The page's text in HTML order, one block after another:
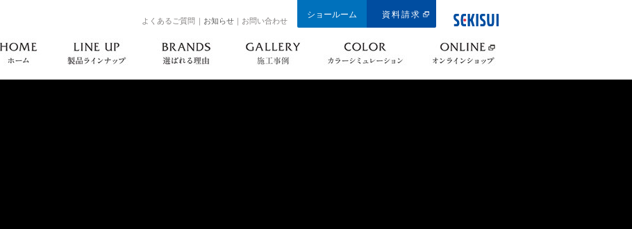
｜お問い合わせ
｜ お知らせ
よくあるご質問
資料請求
ショールーム